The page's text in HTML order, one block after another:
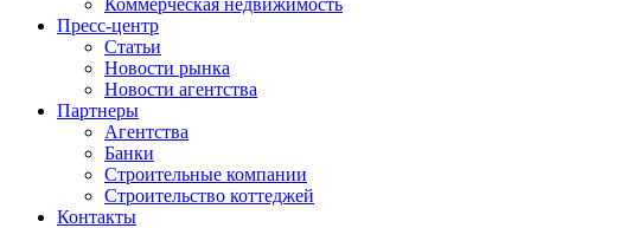
Коммерческая недвижимость
Пресс-центр
Статьи
Новости рынка
Новости агентства
Партнеры
Агентства
Банки
Строительные компании
Строительство коттеджей
Контакты